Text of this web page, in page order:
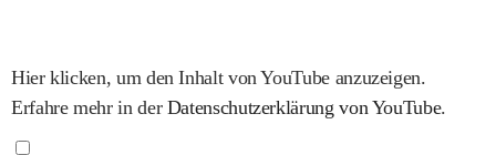
Hier klicken, um den Inhalt von YouTube anzuzeigen.
Erfahre mehr in der Datenschutzerklärung von YouTube.